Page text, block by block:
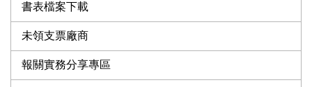
書表檔案下載
未領支票廠商
報關實務分享專區